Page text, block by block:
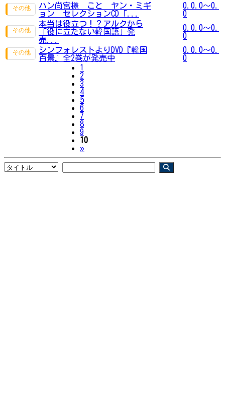
ハン尚宮様 こと ヤン・ミギ
ョン セレクションCD「...
0.0.0～0.
0
本当は役立つ！？アルクから
「役に立たない韓国語」発
売...
0.0.0～0.
0
シンフォレストよりDVD『韓国
百景』全2巻が発売中
0.0.0～0.
0
1
2
3
4
5
6
7
8
9
10
»Next